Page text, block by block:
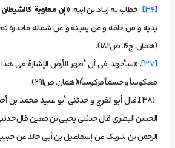
[36]
. خطاب به زیاد بن ابیه: «إن معاوية كالشيطان
يديه و من خلفه و عن يمينه و عن شماله فاحذره ثم
(همان، ج16، ص182).
[37]
. «سأجهد في أن أطهر الأرض الإشارة في
معكوساً و جسماً مركوساً»(همان، ص291).
[38]. قال أبو الفرج و حدثني أبو عبيد محمد
الحسن البصري قال حدثني يحيى بن معين قال
الرحمن بن شريك عن إسماعيل بن أبي خالد عن